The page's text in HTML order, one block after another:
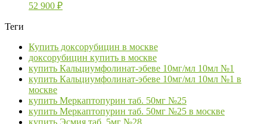
52 900 ₽
Теги
Купить доксорубицин в москве
доксорубицин купить в москве
купить Кальциумфолинат-эбеве 10мг/мл 10мл №1
купить Кальциумфолинат-эбеве 10мг/мл 10мл №1 в
москве
купить Меркаптопурин таб. 50мг №25
купить Меркаптопурин таб. 50мг №25 в москве